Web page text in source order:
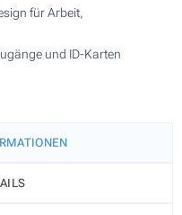
für Arbeit,
und ID-Karten